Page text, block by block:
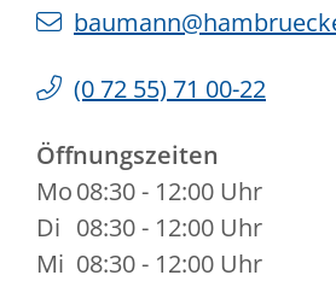
(072 55) 71 00-22
Öffnungszeiten
Mo08:30 - 12:00 Uhr
Di 08:30 - 12:00 Uhr
Mi 08:30 - 12:00 Uhr